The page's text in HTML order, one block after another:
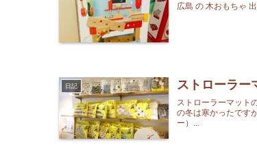
広島 の 木おもちゃ
日記 ストローラー
ストローラーマット
の冬は寒かったです
ー）...